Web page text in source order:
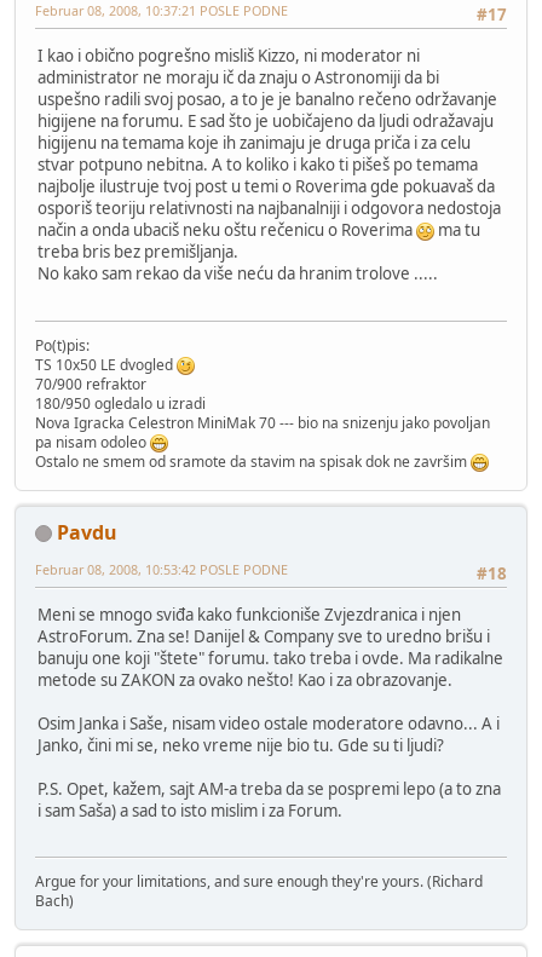
#17
Februar 08, 2008, 10:37:21 POSLE PODNE
I kao i obično pogrešno misliš Kizzo, ni moderator ni
administrator ne moraju ič da znaju o Astronomiji da bi
uspešno radili svoj posao, a to je je banalno rečeno održavanje
higijene na forumu. E sad što je uobičajeno da ljudi odražavaju
higijenu na temama koje ih zanimaju je druga priča i za celu
stvar potpuno nebitna. A to koliko i kako ti pišeš po temama
najbolje ilustruje tvoj post u temi o Roverima gde pokuavaš da
osporiš teoriju relativnosti na najbanalniji i odgovora nedostoja
način a onda ubaciš neku oštu rečenicu o Roverima
ma tu
treba bris bez premišljanja.
No kako sam rekao da više neću da hranim trolove .....
Po(t)pis:
TS 10x50 LE dvogled
70/900 refraktor
180/950 ogledalo u izradi
Nova Igracka Celestron MiniMak 70 --- bio na snizenju jako povoljan
pa nisam odoleo
Ostalo ne smem od sramote da stavim na spisak dok ne završim
Pavdu
#18
Februar 08, 2008, 10:53:42 POSLE PODNE
Meni se mnogo sviđa kako funkcioniše Zvjezdranica i njen
AstroForum. Zna se! Danijel & Company sve to uredno brišu i
banuju one koji "štete" forumu. tako treba i ovde. Ma radikalne
metode su ZAKON za ovako nešto! Kao i za obrazovanje.
Osim Janka i Saše, nisam video ostale moderatore odavno... A i
Janko, čini mi se, neko vreme nije bio tu. Gde su ti ljudi?
P.S. Opet, kažem, sajt AM-a treba da se pospremi lepo (a to zna
i sam Saša) a sad to isto mislim i za Forum.
Argue for your limitations, and sure enough they're yours. (Richard
Bach)